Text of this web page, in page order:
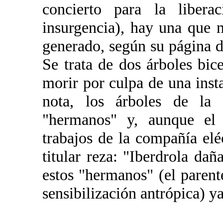
concierto para la
insurgencia), hay una que
generado, según su
Se trata de dos árboles
morir por culpa de una
nota, los árboles de la
"hermanos" y, aunque
trabajos de la compañía
titular reza: "Iberdrola
estos "hermanos" (el
sensibilización antrópica)